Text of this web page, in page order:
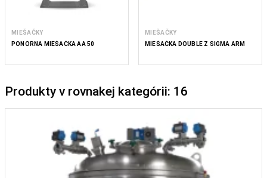
MIEŠAČKY
PONORNÁ MIEŠAČKA AA 50
MIEŠAČKY
MIEŠAČKA DOUBLE Z SIGMA ARM
Produkty v rovnakej kategórii: 16